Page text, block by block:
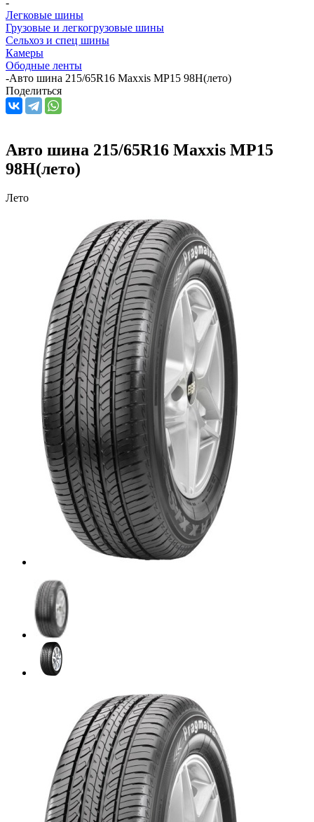
Легковые шины
Грузовые и легкогрузовые шины
Сельхоз и спец шины
Камеры
Ободные ленты
-Авто шина 215/65R16 Maxxis MP15 98H(лето)
Поделиться
Авто шина 215/65R16 Maxxis MP15
98H(лето)
Лето